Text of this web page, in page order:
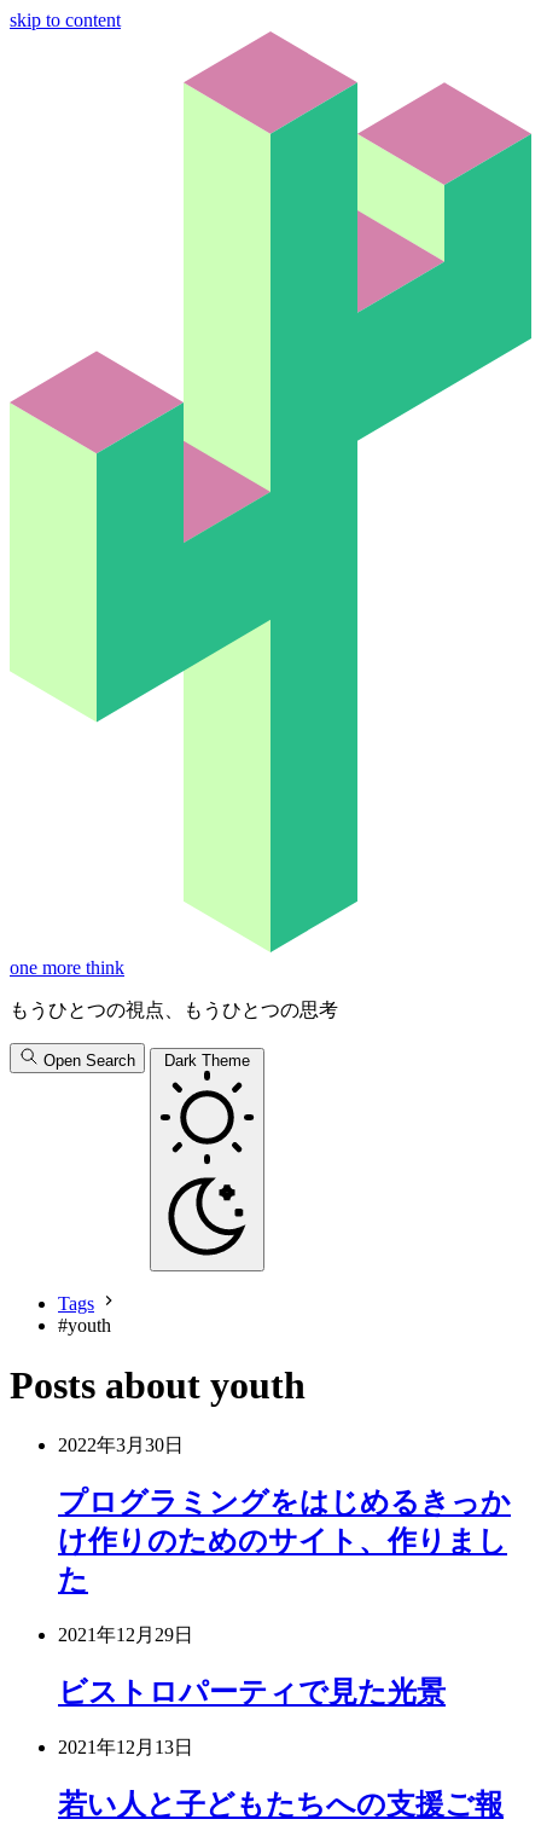
skip to content
one more think
もうひとつの視点、もうひとつの思考
Open Search Dark Theme
Tags
#youth
Posts about youth
2022年3月30日
プログラミングをはじめるきっか
け作りのためのサイト、作りまし
た
2021年12月29日
ビストロパーティで見た光景
2021年12月13日
若い人と子どもたちへの支援ご報